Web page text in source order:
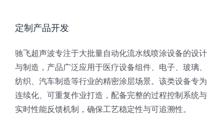
定制产品开发
驰飞超声波专注于大批量自动化流水线喷涂设备的设计
与制造，产品广泛应用于医疗设备组件、电子、玻璃、
纺织、汽车制造等行业的精密涂层场景。该类设备专为
连续化、可重复作业打造，配备完整的过程控制系统与
实时性能反馈机制，确保工艺稳定性与可追溯性。